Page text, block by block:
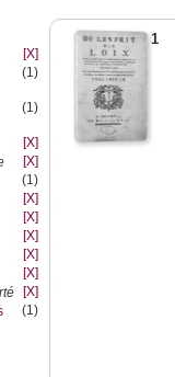
[X]
(1)
(1)
[X]
[X]
(1)
[X]
[X]
[X]
[X]
[X]
[X]
(1)
1